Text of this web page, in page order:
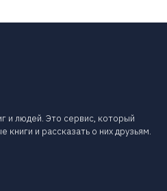
и людей. Это сервис, который
и рассказать о них друзьям.